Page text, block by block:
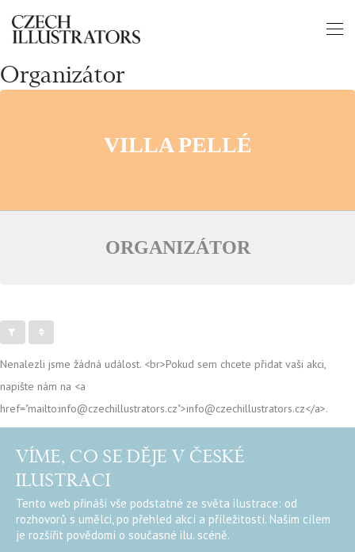
Organizátor
VILLA PELLÉ
ORGANIZÁTOR
Nenalezli jsme žádná událost. <br>Pokud sem chcete přidat vaši akci,
napište nám na <a
href="mailto:info@czechillustrators.cz">info@czechillustrators.cz</a>.
VÍME, CO SE DĚJE V ČESKÉ
ILUSTRACI
Tento web přináší vše podstatné ze světa ilustrace: od
rozhovorů s umělci, po přehled akcí a příležitostí. Naším cílem
je rozšířit povědomí o současné ilu. scéně.